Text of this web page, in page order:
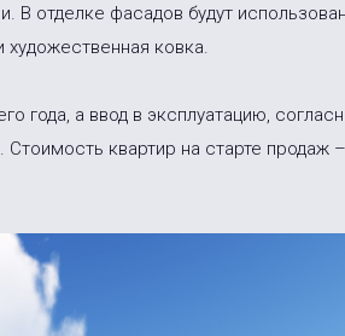
В отделке фасадов будут
художественная ковка.
года, а ввод в эксплуатацию,
квартир на старте продаж